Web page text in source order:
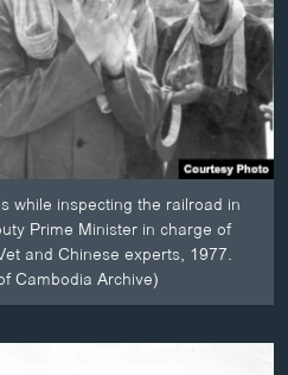
while inspecting the railroad in
Prime Minister in charge of
and Chinese experts, 1977.
Cambodia Archive)